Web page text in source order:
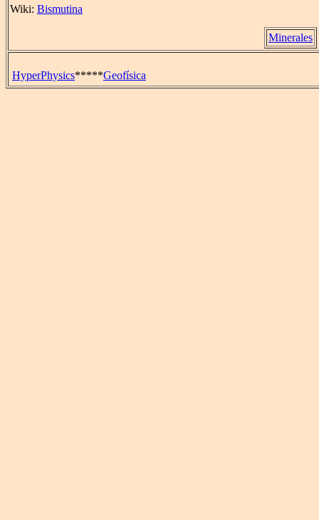
Wiki: Bismutina
Minerales
HyperPhysics*****Geofísica